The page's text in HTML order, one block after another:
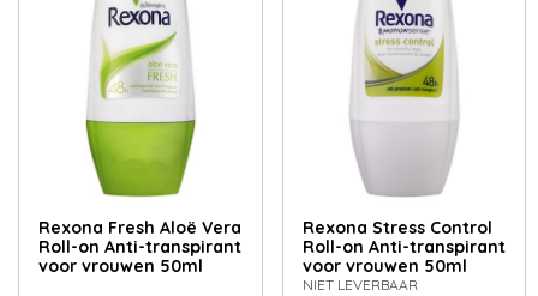
Rexona Fresh Aloë Vera
Roll-on Anti-transpirant
voor vrouwen 50ml
Rexona Stress Control
Roll-on Anti-transpirant
voor vrouwen 50ml
NIET LEVERBAAR